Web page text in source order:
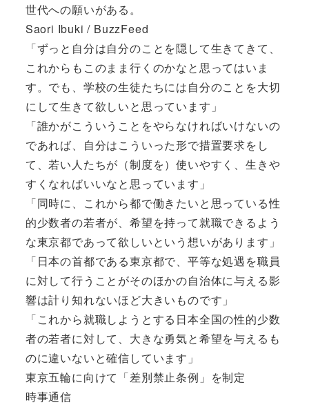
世代への願いがある。
Saori Ibuki / BuzzFeed
「ずっと自分は自分のことを隠して生きてきて、
これからもこのまま行くのかなと思ってはいま
す。でも、学校の生徒たちには自分のことを大切
にして生きて欲しいと思っています」
「誰かがこういうことをやらなければいけないの
であれば、自分はこういった形で措置要求をし
て、若い人たちが（制度を）使いやすく、生きや
すくなればいいなと思っています」
「同時に、これから都で働きたいと思っている性
的少数者の若者が、希望を持って就職できるよう
な東京都であって欲しいという想いがあります」
「日本の首都である東京都で、平等な処遇を職員
に対して行うことがそのほかの自治体に与える影
響は計り知れないほど大きいものです」
「これから就職しようとする日本全国の性的少数
者の若者に対して、大きな勇気と希望を与えるも
のに違いないと確信しています」
東京五輪に向けて「差別禁止条例」を制定
時事通信